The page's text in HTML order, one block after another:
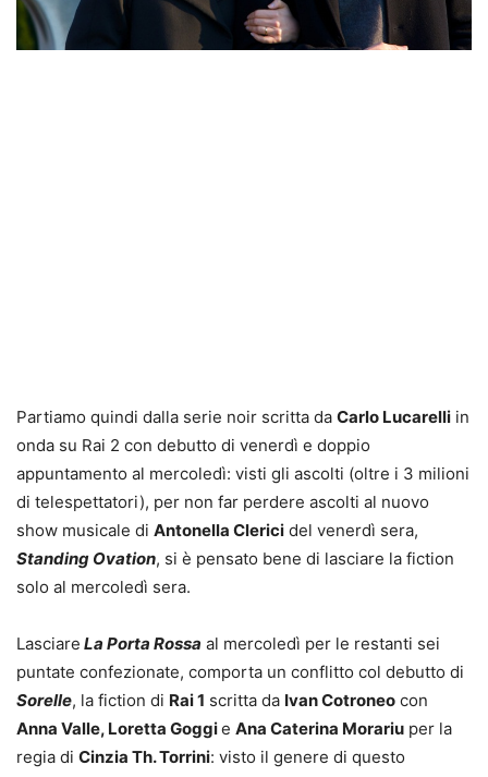
Partiamo quindi dalla serie noir scritta da Carlo Lucarelli in
onda su Rai 2 con debutto di venerdì e doppio
appuntamento al mercoledì: visti gli ascolti (oltre i 3 milioni
di telespettatori), per non far perdere ascolti al nuovo
show musicale di Antonella Clerici del venerdì sera,
Standing Ovation, si è pensato bene di lasciare la fiction
solo al mercoledì sera.
Lasciare La Porta Rossa al mercoledì per le restanti sei
puntate confezionate, comporta un conflitto col debutto di
Sorelle, la fiction di Rai 1 scritta da Ivan Cotroneo con
Anna Valle, Loretta Goggie Ana Caterina Morariu per la
regia di Cinzia Th. Torrini: visto il genere di questo